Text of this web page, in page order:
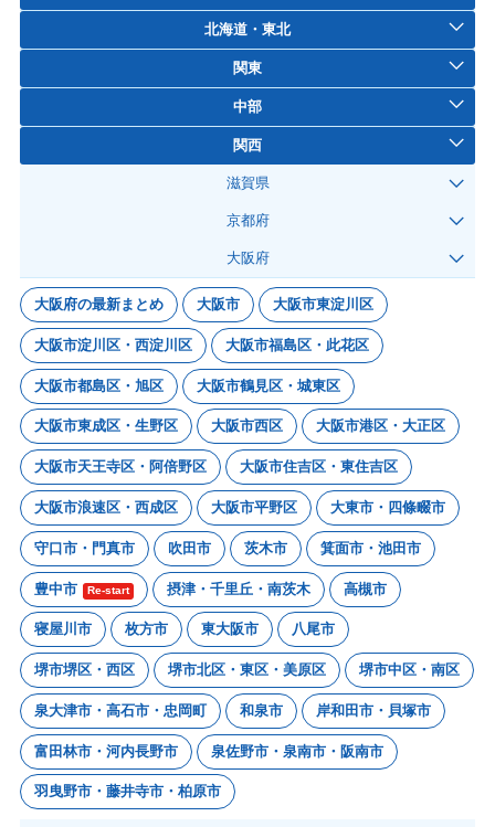
北海道・東北
関東
中部
関西
滋賀県
京都府
大阪府
大阪府の最新まとめ 大阪市 大阪市東淀川区
大阪市淀川区・西淀川区 大阪市福島区・此花区
大阪市都島区・旭区 大阪市鶴見区・城東区
大阪市東成区・生野区 大阪市西区 大阪市港区・大正区
大阪市天王寺区・阿倍野区 大阪市住吉区・東住吉区
大阪市浪速区・西成区 大阪市平野区 大東市・四條畷市
守口市・門真市 吹田市 茨木市 箕面市・池田市
豊中市 Re-start 摂津・千里丘・南茨木 高槻市
寝屋川市 枚方市 東大阪市 八尾市
堺市堺区・西区 堺市北区・東区・美原区 堺市中区・南区
泉大津市・高石市・忠岡町 和泉市 岸和田市・貝塚市
富田林市・河内長野市 泉佐野市・泉南市・阪南市
羽曳野市・藤井寺市・柏原市